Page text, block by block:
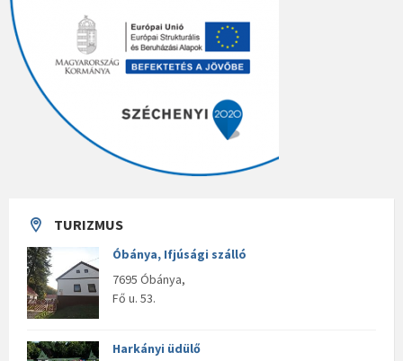
TURIZMUS
Óbánya, Ifjúsági szálló
7695 Óbánya,
Fő u. 53.
Harkányi üdülő